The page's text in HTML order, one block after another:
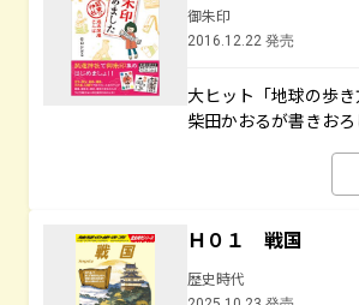
御朱印
2016.12.22 発売
大ヒット「地球の歩
柴田かおるが書きお
Ｈ０１ 戦国
歴史時代